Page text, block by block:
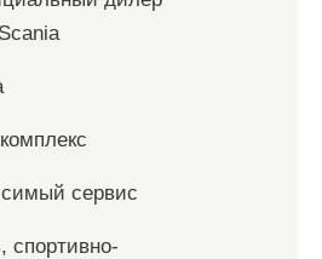
сервис
спортивно-